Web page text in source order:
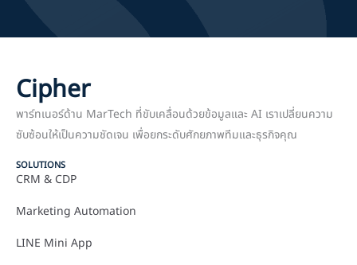
Cipher
พาร์ทเนอร์ด้าน MarTech ที่ขับเคลื่อนด้วยข้อมูลและ AI เราเปลี่ยนความ
ซับซ้อนให้เป็นความชัดเจน เพื่อยกระดับศักยภาพทีมและธุรกิจคุณ
SOLUTIONS
CRM & CDP
Marketing Automation
LINE Mini App